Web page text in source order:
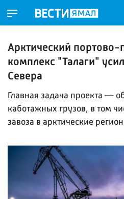
Арктический
комплекс "Талаги"
Севера
Главная задача проекта —
каботажных грузов, в том
завоза в арктические